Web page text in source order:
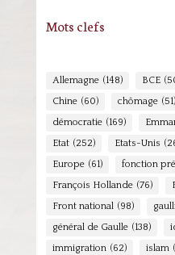
Mots clefs
Allemagne (148) BCE
Chine (60) chômage (51)
démocratie (169)
Etat (252) Etats-Unis
Europe (61) fonction
François Hollande (76)
Front national (98)
général de Gaulle (138)
immigration (62) islam